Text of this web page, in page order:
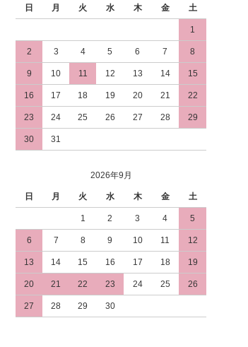
日 月 火 水 木 金 土
1
2 3 4 5 6 7 8
9 10 11 12 13 14 15
16 17 18 19 20 21 22
23 24 25 26 27 28 29
30 31
2026年9月
日 月 火 水 木 金 土
1 2 3 4 5
6 7 8 9 10 11 12
13 14 15 16 17 18 19
20 21 22 23 24 25 26
27 28 29 30